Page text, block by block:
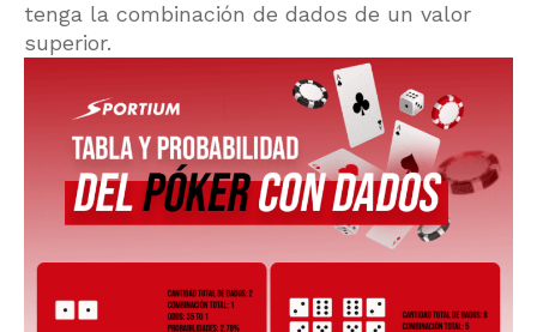
tenga la combinación de dados de un valor
superior.